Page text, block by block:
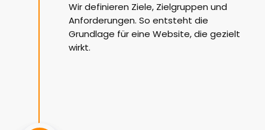
Wir definieren Ziele, Zielgruppen und
Anforderungen. So entsteht die
Grundlage für eine Website, die gezielt
wirkt.